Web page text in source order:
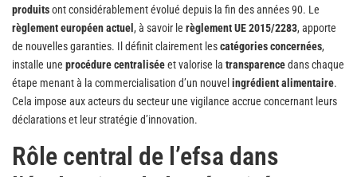
produitsont considérablement évolué depuis la fin des années 90. Le
règlement européen actuel , à savoir le règlement UE 2015/2283, apporte
de nouvelles garanties. Il définit clairement lescatégories concernées,
installe une procédure centraliséeet valorise la transparencedans chaque
étape menant à la commercialisation d’un nouvel ingrédient alimentaire.
Cela impose aux acteurs du secteur une vigilance accrue concernant leurs
déclarations et leur stratégie d’innovation.
Rôle central de l’efsa dans